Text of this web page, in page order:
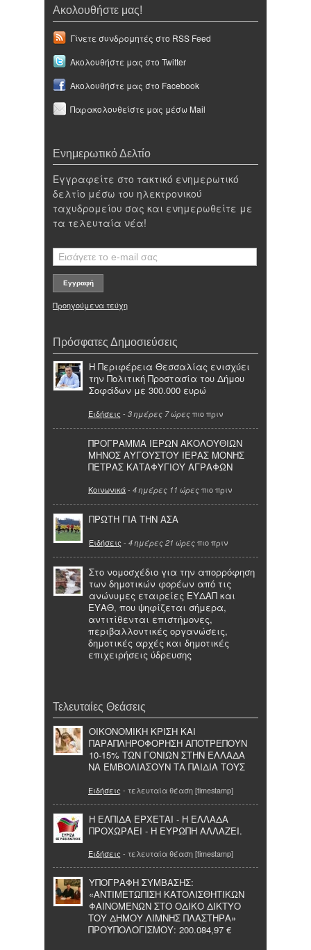
Ακολουθήστε μας!
Γίνετε συνδρομητές στο RSS Feed
Ακολουθήστε μας στο Twitter
Ακολουθήστε μας στο Facebook
Παρακολουθείστε μας μέσω Mail
Ενημερωτικό Δελτίο
Εγγραφείτε στο τακτικό ενημερωτικό
δελτίο μέσω του ηλεκτρονικού
ταχυδρομείου σας και ενημερωθείτε με
τα τελευταία νέα!
Προηγούμενα τεύχη
Πρόσφατες Δημοσιεύσεις
Η Περιφέρεια Θεσσαλίας ενισχύει
την Πολιτική Προστασία του Δήμου
Σοφάδων με 300.000 ευρώ
Ειδήσεις - 3 ημέρες 7 ώρες πιο πριν
ΠΡΟΓΡΑΜΜΑ ΙΕΡΩΝ ΑΚΟΛΟΥΘΙΩΝ
ΜΗΝΟΣ ΑΥΓΟΥΣΤΟΥ ΙΕΡΑΣ ΜΟΝΗΣ
ΠΕΤΡΑΣ ΚΑΤΑΦΥΓΙΟΥ ΑΓΡΑΦΩΝ
Κοινωνικά- 4 ημέρες 11 ώρες πιο πριν
ΠΡΩΤΗ ΓΙΑ ΤΗΝ ΑΣΑ
Ειδήσεις - 4 ημέρες 21 ώρες πιο πριν
Στο νομοσχέδιο για την απορρόφηση
των δημοτικών φορέων από τις
ανώνυμες εταιρείες ΕΥΔΑΠ και
ΕΥΑΘ, που ψηφίζεται σήμερα,
αντιτίθενται επιστήμονες,
περιβαλλοντικές οργανώσεις,
δημοτικές αρχές και δημοτικές
επιχειρήσεις ύδρευσης
Τελευταίες Θεάσεις
ΟΙΚΟΝΟΜΙΚΗ ΚΡΙΣΗ ΚΑΙ
ΠΑΡΑΠΛΗΡΟΦΟΡΗΣΗ ΑΠΟΤΡΕΠΟΥΝ
10-15% ΤΩΝ ΓΟΝΙΩΝ ΣΤΗΝ ΕΛΛΑΔΑ
ΝΑ ΕΜΒΟΛΙΑΣΟΥΝ ΤΑ ΠΑΙΔΙΑ ΤΟΥΣ
Ειδήσεις - τελευταία θέαση [timestamp]
Η ΕΛΠΙΔΑ ΕΡΧΕΤΑΙ - Η ΕΛΛΑΔΑ
ΠΡΟΧΩΡΑΕΙ - Η ΕΥΡΩΠΗ ΑΛΛΑΖΕΙ.
Ειδήσεις - τελευταία θέαση [timestamp]
ΥΠΟΓΡΑΦΗ ΣΥΜΒΑΣΗΣ:
«ΑΝΤΙΜΕΤΩΠΙΣΗ ΚΑΤΟΛΙΣΘΗΤΙΚΩΝ
ΦΑΙΝΟΜΕΝΩΝ ΣΤΟ ΟΔΙΚΟ ΔΙΚΤΥΟ
ΤΟΥ ΔΗΜΟΥ ΛΙΜΝΗΣ ΠΛΑΣΤΗΡΑ»
ΠΡΟΫΠΟΛΟΓΙΣΜΟΥ: 200.084,97 €